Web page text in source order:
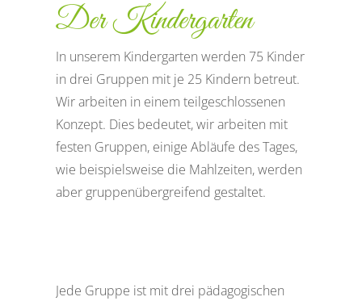
Der Kindergarten
In unserem Kindergarten werden 75 Kinder
in drei Gruppen mit je 25 Kindern betreut.
Wir arbeiten in einem teilgeschlossenen
Konzept. Dies bedeutet, wir arbeiten mit
festen Gruppen, einige Abläufe des Tages,
wie beispielsweise die Mahlzeiten, werden
aber gruppenübergreifend gestaltet.
Jede Gruppe ist mit drei pädagogischen